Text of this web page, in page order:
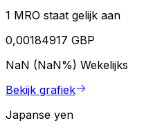
1 MRO staat gelijk aan
0,00184917 GBP
NaN (NaN%) Wekelijks
Bekijk grafiek
Japanse yen